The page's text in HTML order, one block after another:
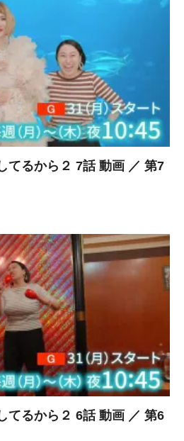
てるから２ 7話 動画 ／ 第7
てるから２ 6話 動画 ／ 第6